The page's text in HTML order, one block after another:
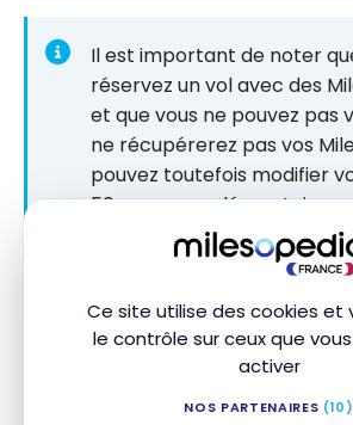
Ce site utilise des cookies et
le contrôle sur ceux que
activer
NOS PARTENAIRES (10)
Il est important de noter
réservez un vol avec des
et que vous ne pouvez pas
ne récupérerez pas vos
pouvez toutefois modifier
50 euros supplémentaires,
s’ajoute la possible
Pour réserver un billet d’avion
Miles, il suffit de sélectionner
sur le site de Transavia.